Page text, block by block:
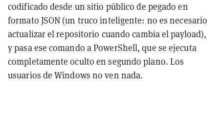
codificado desde un sitio público de pegado en
formato JSON (un truco inteligente: no es necesario
actualizar el repositorio cuando cambia el payload),
y pasa ese comando a PowerShell, que se ejecuta
completamente oculto en segundo plano. Los
usuarios de Windows no ven nada.